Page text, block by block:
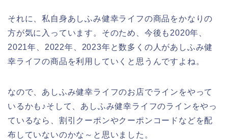
それに、私自身あしふみ健幸ライフの商品をかなりの
方が気に入っています。そのため、今後も2020年、
2021年、2022年、2023年と数多くの人があしふみ健
幸ライフの商品を利用していくと思うんですよね。
なので、あしふみ健幸ライフのお店でラインをやって
いるかも♪そして、あしふみ健幸ライフのラインをやっ
ているなら、割引クーポンやクーポンコードなどを配
布していないのかな～と思いました。